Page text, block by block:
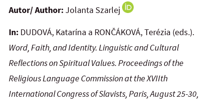
Autor/ Author:Jolanta Szarlej
In: DUDOVÁ, Katarína a RONČÁKOVÁ, Terézia (eds.).
Word, Faith, and Identity. Linguistic and Cultural
Reflections onSpiritual Values. Proceedings of the
Religious Language Commission at the XVIIth
International Congress ofSlavists, Paris, August 25-30,